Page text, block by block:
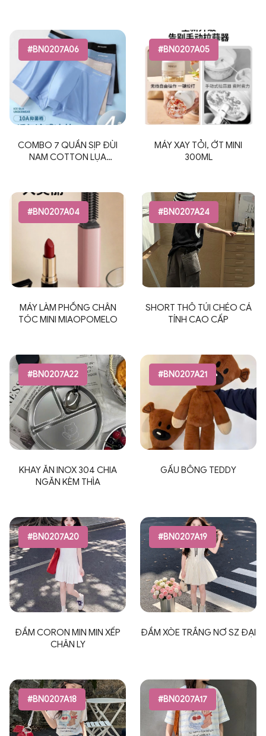
#BN0207A06
COMBO 7 QUẦN SỊP ĐÙI
NAM COTTON LỤA
#BN0207A05
MÁY XAY TỎI, ỚT MINI
300ML
#BN0207A04
MÁY LÀM PHỒNG CHÂN
TÓC MINI MIAOPOMELO
#BN0207A24
SHORT THÔ TÚI CHÉO CÁ
TÍNH CAO CẤP
#BN0207A22
KHAY ĂN INOX 304 CHIA
NGĂN KÈM THÌA
#BN0207A21
GẤU BÔNG TEDDY
#BN0207A20
ĐẦM CORON MIN MIN XẾP
CHÂN LY
#BN0207A19
ĐẦM XÒE TRẮNG NƠ SZ ĐẠI
#BN0207A18 #BN0207A17